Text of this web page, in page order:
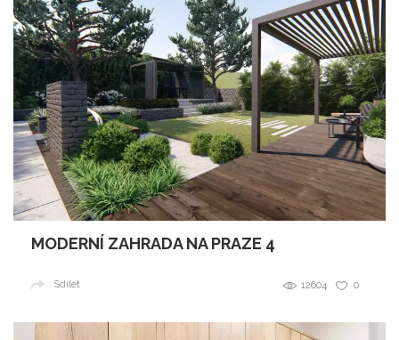
MODERNÍ ZAHRADA NA PRAZE 4
0
12604
Sdílet